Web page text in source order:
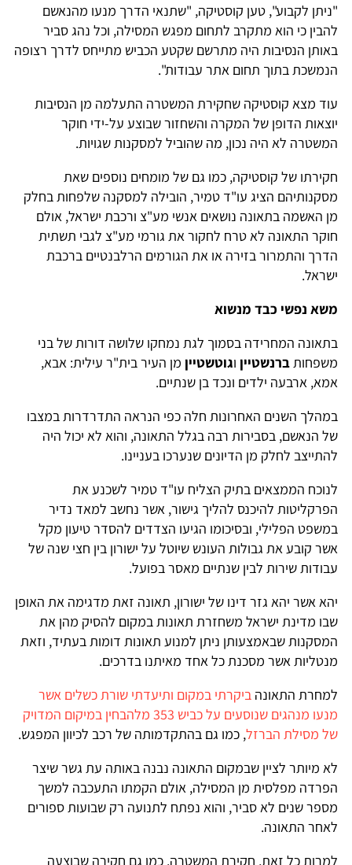
לקבוע", טען קוסטיקה, "שתנאי הדרך מנעו מהנאשם
כי הוא מתקרב לתחום מפגש המסילה, וכל נהג סביר
הנסיבות היה מתרשם שקטע הכביש מתייחס לדרך רצופה
בתוך תחום אתר עבודות".
מצא קוסטיקה שחקירת המשטרה התעלמה מן הנסיבות
הדופן של המקרה והשחזור שבוצע על-ידי חוקר
לא היה נכון, מה שהוביל למסקנות שגויות.
של קוסטיקה, כמו גם של מומחים נוספים שאת
הציג עו"ד טמיר, הובילה למסקנה שלפחות בחלק
האשמה בתאונה נושאים אנשי מע"צ ורכבת ישראל, אולם
התאונה לא טרח לחקור את גורמי מע"צ לגבי תשתית
והתמרור בזירה או את הגורמים הרלבנטיים ברכבת
נפשי כבד מנשוא
המחרידה בסמוך לגת נמחקו שלושה דורות של בני
ברנשטייןוגוטשטייןמן העיר בית"ר עילית: אבא,
ארבעה ילדים ונכד בן שנתיים.
השנים האחרונות חלה כפי הנראה התדרדרות במצבו
הנאשם, בסבירות רבה בגלל התאונה, והוא לא יכול היה
לחלק מן הדיונים שנערכו בעניינו.
הממצאים בתיק הצליח עו"ד טמיר לשכנע את
להיכנס להליך גישור, אשר נחשב למאד נדיר
הפלילי, ובסיכומו הגיעו הצדדים להסדר טיעון מקל
קובע את גבולות העונש שיוטל על ישורון בין חצי שנה של
שירות לבין שנתיים מאסר בפועל.
אשר יהא גזר דינו של ישורון, תאונה זאת מדגימה את האופן
מדינת ישראל משחזרת תאונות במקום להסיק מהן את
שבאמצעותן ניתן למנוע תאונות דומות בעתיד, וזאת
אשר מסכנת כל אחד מאיתנו בדרכים.
התאונהביקרתי במקום ותיעדתי שורת כשלים אשר
מנעו מנהגים שנוסעים על כביש 353 מלהבחין במיקום המדויק
מסילת הברזל, כמו גם בהתקדמותה של רכב לכיוון המפגש.
מיותר לציין שבמקום התאונה נבנה באותה עת גשר שיצר
מפלסית מן המסילה, אולם הקמתו התעכבה למשך
שנים לא סביר, והוא נפתח לתנועה רק שבועות ספורים
התאונה.
כל זאת, חקירת המשטרה, כמו גם חקירה שבוצעה